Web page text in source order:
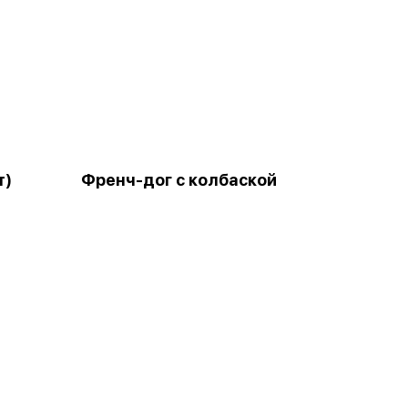
Френч-дог с колбаской